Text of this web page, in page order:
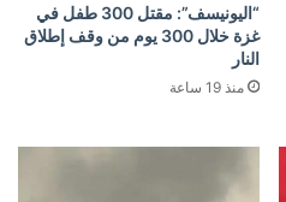
“اليونيسف”: مقتل 300 طفل في
غزة خلال 300 يوم من وقف إطلاق
النار
منذ 19 ساعة